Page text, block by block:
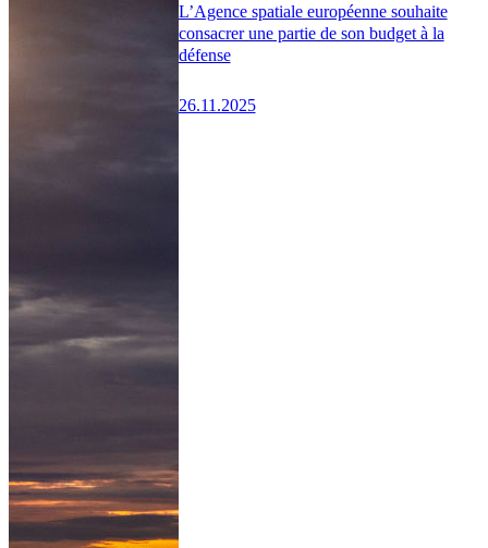
L’Agence spatiale européenne souhaite
consacrer une partie de son budget à la
défense
26.11.2025